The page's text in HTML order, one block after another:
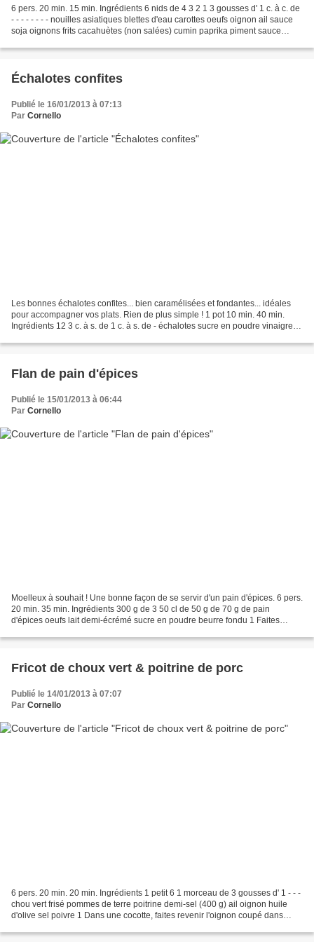
6 pers. 20 min. 15 min. Ingrédients 6 nids de 4 3 2 1 3 gousses d' 1 c. à c. de
- - - - - - - - nouilles asiatiques blettes d'eau carottes oeufs oignon ail sauce
soja oignons frits cacahuètes (non salées) cumin paprika piment sauce
Échalotes confites
Publié le 16/01/2013 à 07:13
Par Cornello
Les bonnes échalotes confites... bien caramélisées et fondantes... idéales
pour accompagner vos plats. Rien de plus simple ! 1 pot 10 min. 40 min.
Ingrédients 12 3 c. à s. de 1 c. à s. de - échalotes sucre en poudre vinaigre
Flan de pain d'épices
Publié le 15/01/2013 à 06:44
Par Cornello
Moelleux à souhait ! Une bonne façon de se servir d'un pain d'épices. 6 pers.
20 min. 35 min. Ingrédients 300 g de 3 50 cl de 50 g de 70 g de pain
d'épices oeufs lait demi-écrémé sucre en poudre beurre fondu 1 Faites
Fricot de choux vert & poitrine de porc
Publié le 14/01/2013 à 07:07
Par Cornello
6 pers. 20 min. 20 min. Ingrédients 1 petit 6 1 morceau de 3 gousses d' 1 - - -
chou vert frisé pommes de terre poitrine demi-sel (400 g) ail oignon huile
d'olive sel poivre 1 Dans une cocotte, faites revenir l'oignon coupé dans